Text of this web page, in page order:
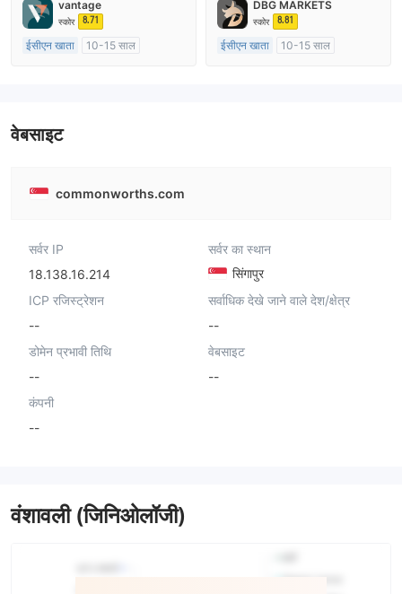
मुख्य-लेबल MT4
vantage
स्कोर 8.71
ईसीएन खाता
10-15 साल
DBG MARKETS
स्कोर 8.81
ईसीएन खाता
10-15 साल
वेबसाइट
commonworths.com
सर्वर IP
18.138.16.214
सर्वर का स्थान
सिंगापुर
ICP रजिस्ट्रेशन
--
सर्वाधिक देखे जाने वाले देश/क्षेत्र
--
डोमेन प्रभावी तिथि
--
वेबसाइट
--
कंपनी
--
वंशावली (जिनिओलॉजी)